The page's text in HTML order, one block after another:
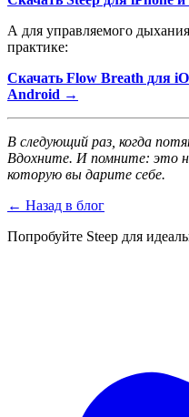
А для управляемого
практике:
Скачать Flow Breath для
Android →
В следующий раз, когда
Вдохните. И помните: это
которую вы дарите себе.
← Назад в блог
Попробуйте Steep для